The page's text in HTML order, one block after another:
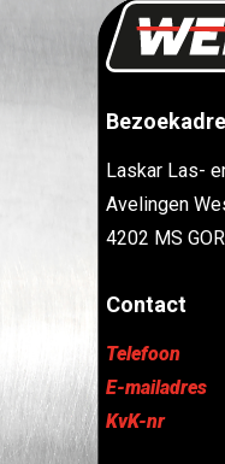
Laskar Las-
Avelingen
4202 MS
Contact
Telefoon
E-mailadres
KvK-nr